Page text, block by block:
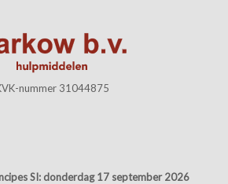
nummer 31044875
SI: donderdag 17 september 2026